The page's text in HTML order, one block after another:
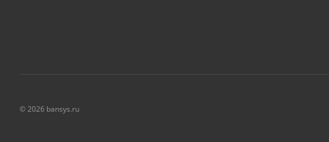
© 2026 bansys.ru